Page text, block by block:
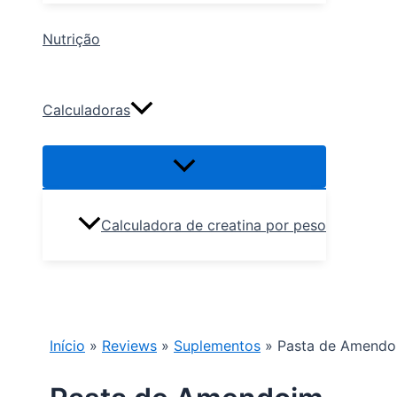
Nutrição
Calculadoras
Calculadora de creatina por peso
Início » Reviews » Suplementos » Pasta de